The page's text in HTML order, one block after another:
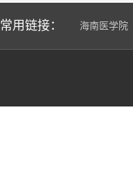
常用链接： 海南医学院